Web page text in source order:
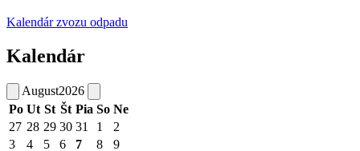
Kalendár zvozu odpadu
Kalendár
August2026
Po Ut St Št Pia So Ne
27 28 29 30 31 1
2
3
4 5 6 7 8
9